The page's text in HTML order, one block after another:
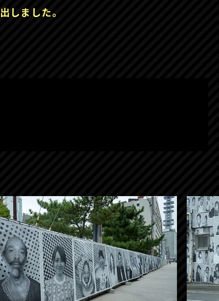
しました。